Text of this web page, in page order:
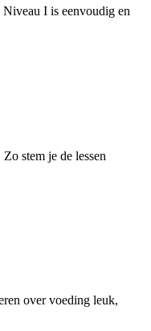
I is eenvoudig en
stem je de lessen
over voeding leuk,